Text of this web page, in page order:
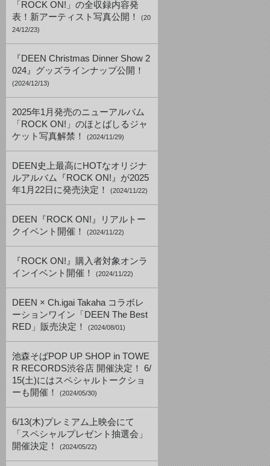
「ROCK ON!」の全収録内容発
表！新アーティスト写真公開！
(20
24/12/23)
『DEEN Christmas Dinner Show 2
024』グッズラインナップ公開！
(2024/12/13)
2025年1月発売のニューアルバム
「ROCK ON!」のほとばしるジャ
ケット写真解禁！
(2024/11/29)
DEEN史上最高にHOTなオリジナ
ルアルバム『ROCK ON!』が2025
年1月22日に発売決定！
(2024/11/22)
DEEN『ROCK ON!』リアルトー
クイベント開催！
(2024/11/22)
『ROCK ON!』購入者対象オンラ
インイベント開催！
(2024/11/22)
DEEN × Ch.igai Takaha コラボレ
ーションワイン「DEEN The Best
RED」販売決定！
(2024/08/01)
池森そばPOP UP SHOP in TOWE
R RECORDS渋谷店 開催決定！ 6/
15(土)にはスペシャルトークショ
ーも開催！
(2024/05/30)
6/13(木)プレミアム上映会にて
「スペシャルプレゼント抽選会」
開催決定！
(2024/05/22)